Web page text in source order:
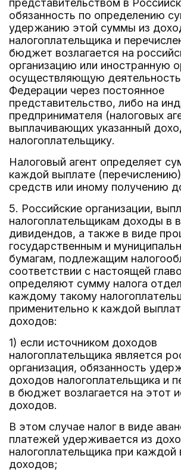
представительством в
обязанность по определению
удержанию этой суммы из
налогоплательщика и
бюджет возлагается на
организацию или иностранную
осуществляющую
Федерации через постоянное
представительство, либо на
предпринимателя (налоговых
выплачивающих указанный
налогоплательщику.
Налоговый агент определяет
каждой выплате
средств или иному получению
5. Российские организации,
налогоплательщикам доходы в
дивидендов, а также в виде
государственным и
бумагам, подлежащим
соответствии с настоящей
определяют сумму налога
каждому такому
применительно к каждой
доходов:
1) если источником доходов
налогоплательщика является
организация, обязанность
доходов налогоплательщика и
в бюджет возлагается на этот
доходов.
В этом случае налог в виде
платежей удерживается из
налогоплательщика при каждой
доходов;